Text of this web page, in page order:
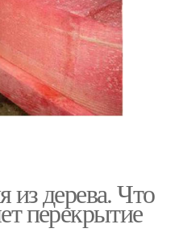
из дерева. Что
перекрытие